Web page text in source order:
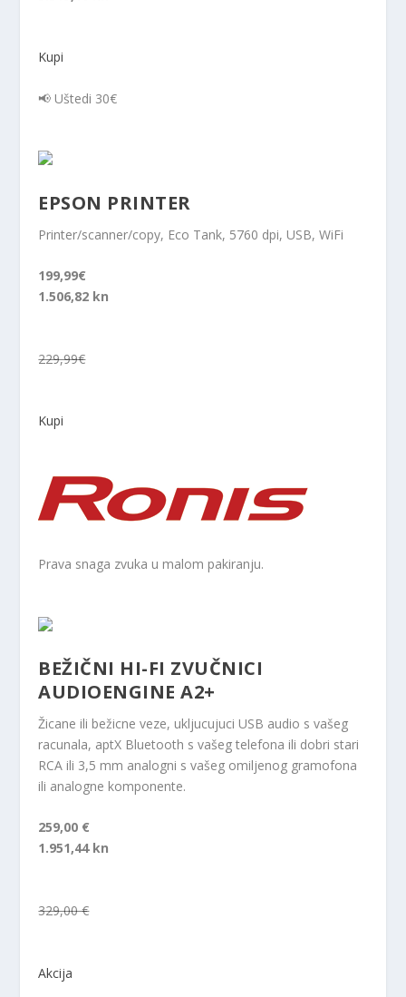
Kupi
📢 Uštedi 30€
EPSON PRINTER
Printer/scanner/copy, Eco Tank, 5760 dpi, USB, WiFi
199,99€
1.506,82 kn
229,99€
Kupi
Prava snaga zvuka u malom pakiranju.
BEŽIČNI HI-FI ZVUČNICI
AUDIOENGINE A2+
Žicane ili bežicne veze, ukljucujuci USB audio s vašeg
racunala, aptX Bluetooth s vašeg telefona ili dobri stari
RCA ili 3,5 mm analogni s vašeg omiljenog gramofona
ili analogne komponente.
259,00 €
1.951,44 kn
329,00 €
Akcija